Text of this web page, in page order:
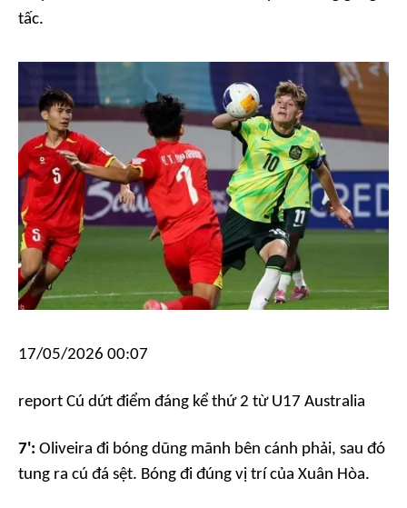
tấc.
17/05/2026 00:07
report Cú dứt điểm đáng kể thứ 2 từ U17 Australia
7': Oliveira đi bóng dũng mãnh bên cánh phải, sau đó
tung ra cú đá sệt. Bóng đi đúng vị trí của Xuân Hòa.